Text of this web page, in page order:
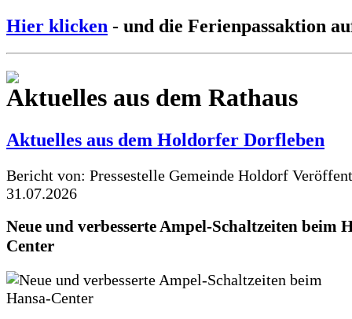
Hier klicken - und die Ferienpassaktion
Aktuelles aus dem Rathaus
Aktuelles aus dem Holdorfer Dorfleben
Bericht von: Pressestelle Gemeinde Holdorf
31.07.2026
Neue und verbesserte Ampel-Schaltzeiten beim
Center